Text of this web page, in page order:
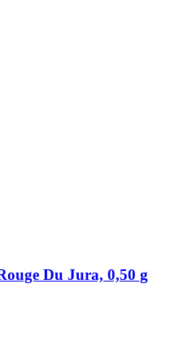
Du Jura, 0,50 g